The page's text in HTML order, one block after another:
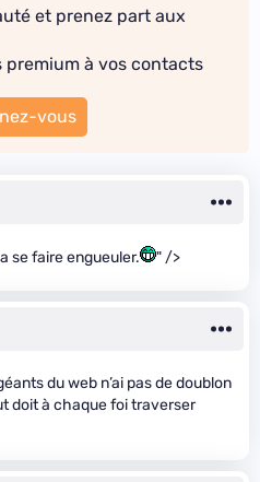
et prenez part aux
premium à vos contacts
vous
se faire engueuler. " />
du web n’ai pas de doublon
doit à chaque foi traverser